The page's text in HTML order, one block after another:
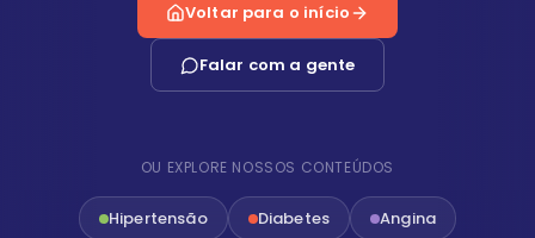
Voltar para o início
Falar com a gente
OU EXPLORE NOSSOS CONTEÚDOS
Hipertensão Diabetes
Angina